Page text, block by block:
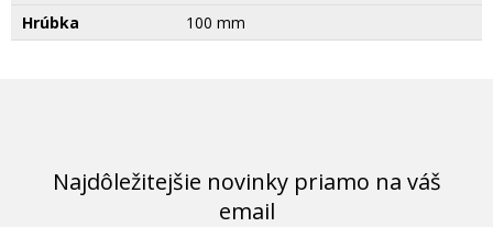
Hrúbka
100 mm
Najdôležitejšie novinky priamo na váš
email